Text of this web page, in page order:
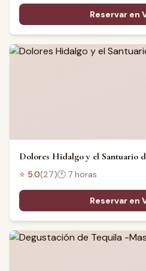
Reservar en
Dolores Hidalgo y el Santuario
⭐ 5.0(27)🕐 7 horas
Reservar en